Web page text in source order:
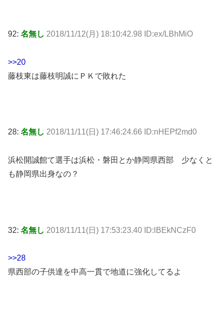
92: 名無し 2018/11/12(月) 18:10:42.98 ID:ex/LBhMiO
>>20
藤枝東は藤枝明誠にＰＫで敗れた
28: 名無し 2018/11/11(日) 17:46:24.66 ID:nHEPf2md0
浜松開誠館て選手は浜松・磐田とか静岡県西部 少なくと
も静岡県出身なの？
32: 名無し 2018/11/11(日) 17:53:23.40 ID:lBEkNCzF0
>>28
県西部の子供達を中高一貫で地道に強化してるよ